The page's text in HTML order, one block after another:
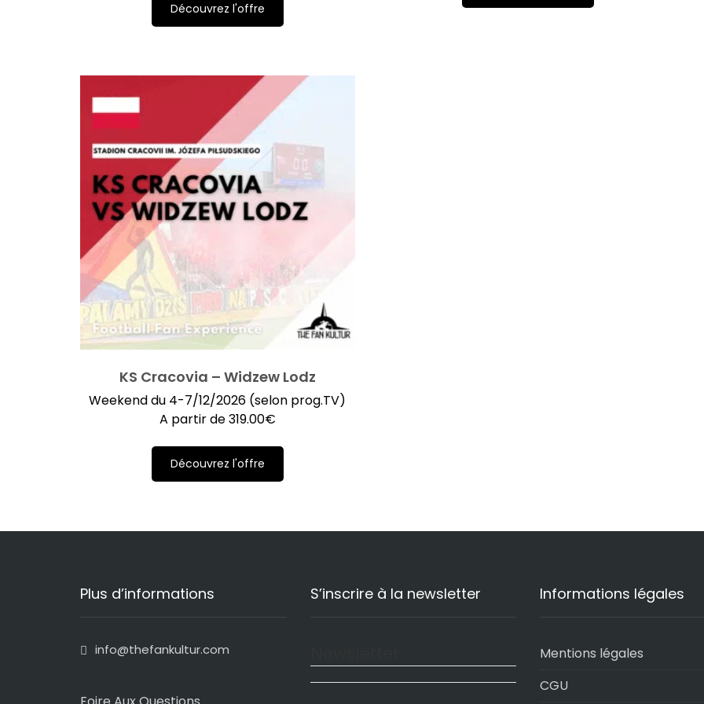
Découvrez l'offre
KS Cracovia – Widzew Lodz
Weekend du 4-7/12/2026 (selon prog.TV)
A partir de319.00€
Découvrez l'offre
Plus d’informations
info@thefankultur.com
S’inscrire à la newsletter Informations légales
Mentions légales
CGU